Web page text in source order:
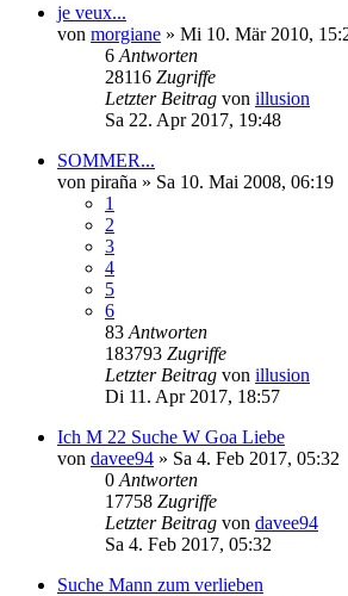
je veux...
von morgiane » Mi 10. Mär 2010,
6 Antworten
28116 Zugriffe
Letzter Beitrag von illusion
Sa 22. Apr 2017, 19:48
SOMMER...
von piraña » Sa 10. Mai 2008, 06:19
1
2
3
4
5
6
83 Antworten
183793 Zugriffe
Letzter Beitrag von illusion
Di 11. Apr 2017, 18:57
Ich M 22 Suche W Goa Liebe
von davee94 » Sa 4. Feb 2017, 05:32
0 Antworten
17758 Zugriffe
Letzter Beitrag von davee94
Sa 4. Feb 2017, 05:32
Suche Mann zum verlieben